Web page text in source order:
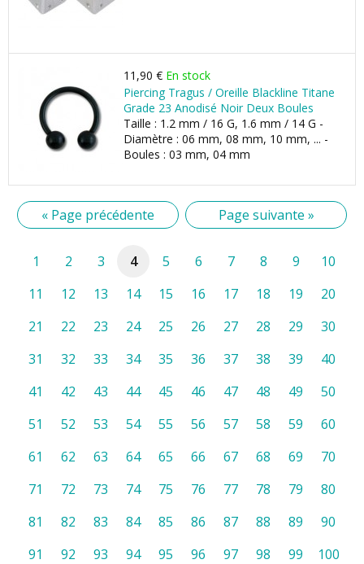
11,90 € En stock
Piercing Tragus / Oreille Blackline Titane
Grade 23 Anodisé Noir Deux Boules
Taille : 1.2 mm / 16 G, 1.6 mm / 14 G -
Diamètre : 06 mm, 08 mm, 10 mm, ... -
Boules : 03 mm, 04 mm
« Page précédente Page suivante »
1 2 3 4 5 6 7 8 9
10
11
12 13 14 15 16 17 18 19
20
21
22 23 24 25 26 27 28 29
30
31
32 33 34 35 36 37 38 39
40
41
42 43 44 45 46 47 48 49
50
51
52 53 54 55 56 57 58 59
60
61
62 63 64 65 66 67 68 69
70
71
72 73 74 75 76 77 78 79
80
81
82 83 84 85 86 87 88 89
90
91
92 93 94 95 96 97 98 99
100